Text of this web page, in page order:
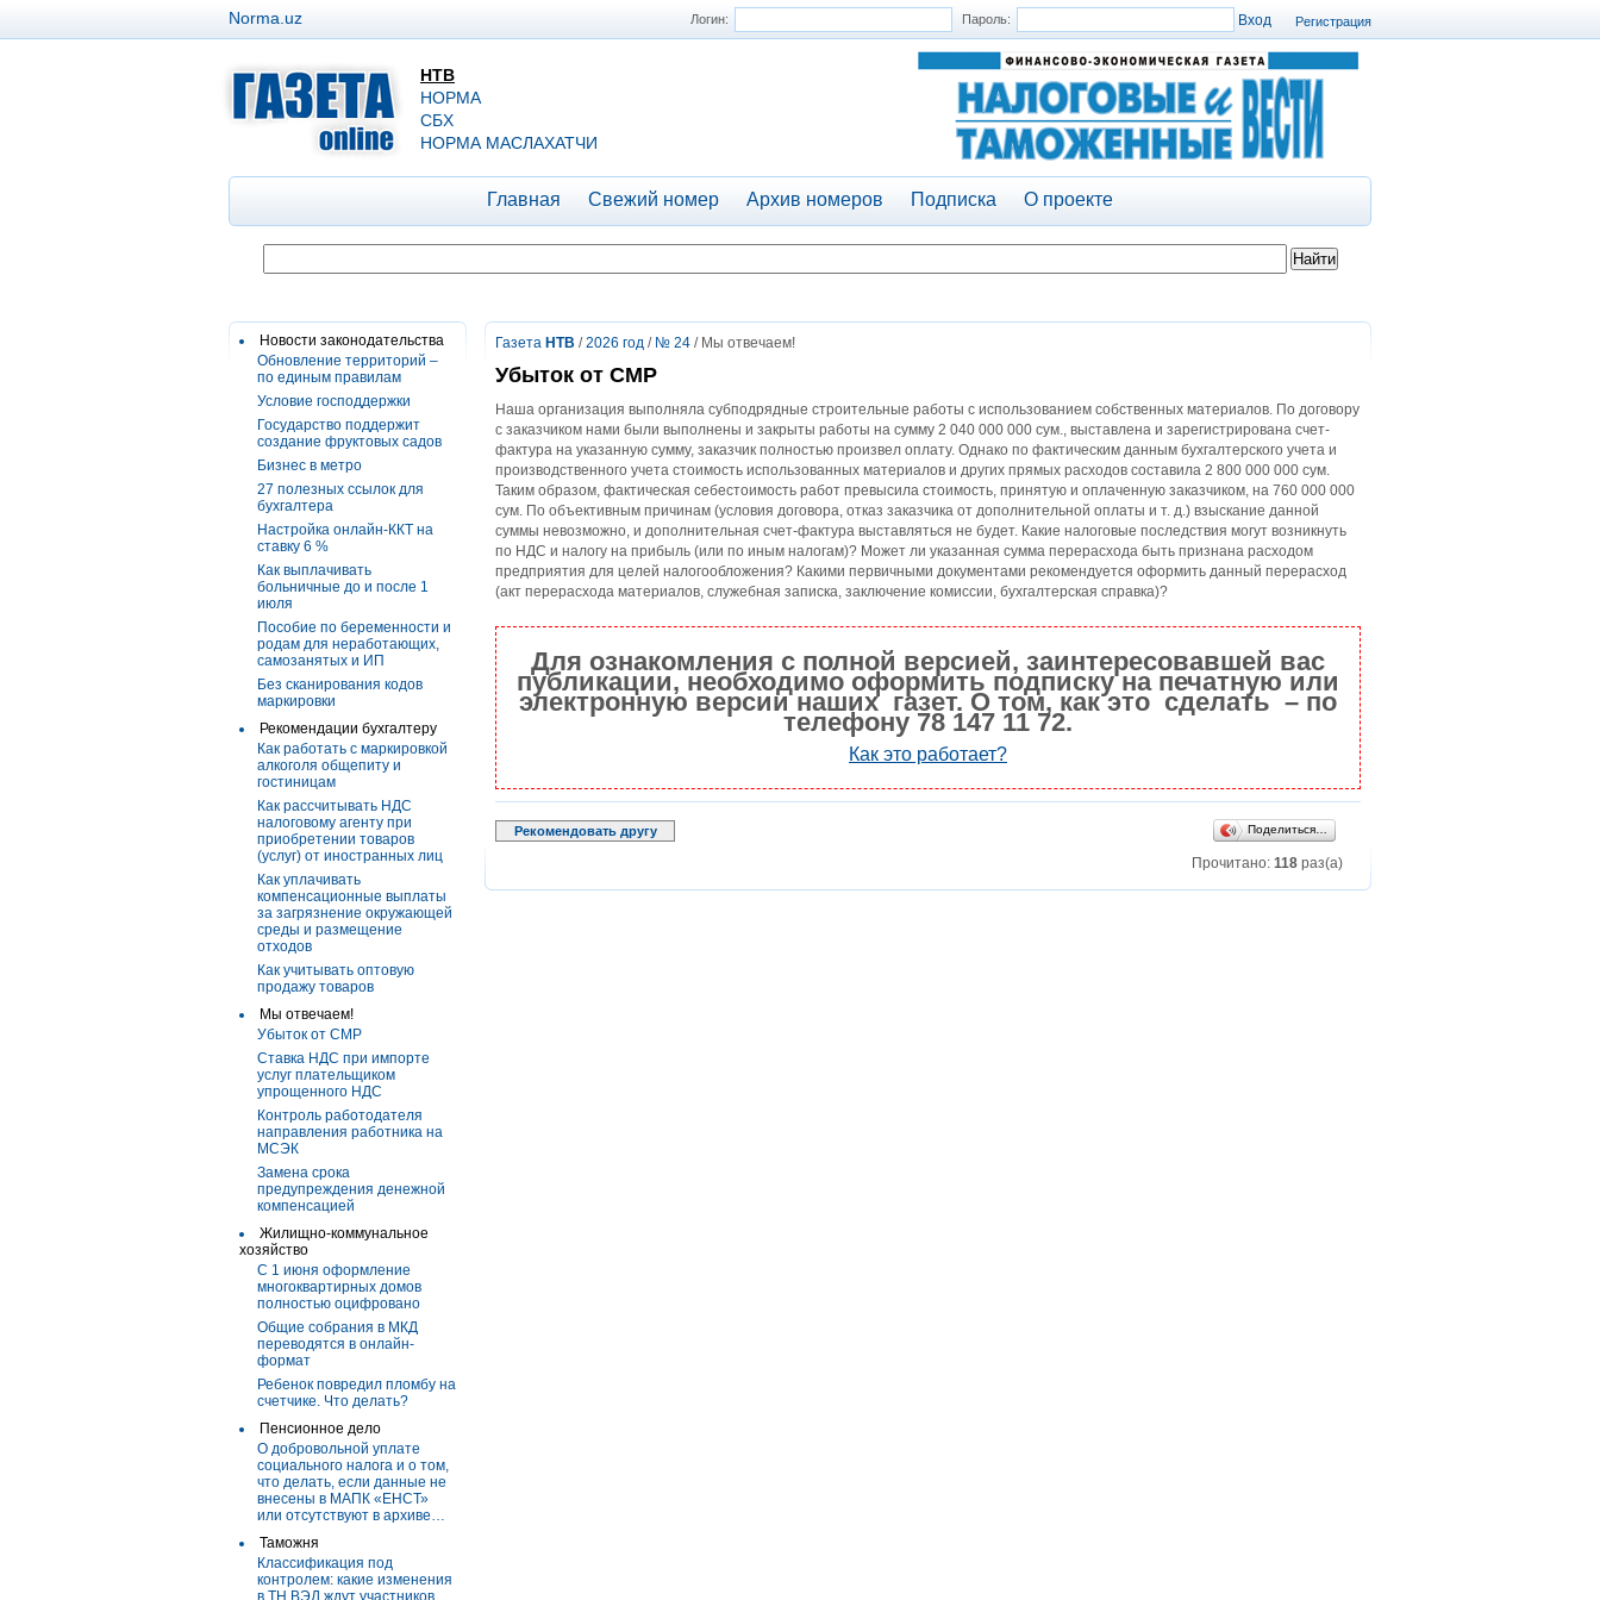
Регистрация
Логин: Пароль:
Norma.uz
НТВ
НОРМА
СБХ
НОРМА МАСЛАХАТЧИ
Главная Свежий номер Архив номеров Подписка О проекте
Новости законодательства
Обновление территорий –
по единым правилам
Условие господдержки
Государство поддержит
создание фруктовых садов
Бизнес в метро
27 полезных ссылок для
бухгалтера
Настройка онлайн-ККТ на
ставку 6 %
Как выплачивать
больничные до и после 1
июля
Пособие по беременности и
родам для неработающих,
самозанятых и ИП
Без сканирования кодов
маркировки
Рекомендации бухгалтеру
Как работать с маркировкой
алкоголя общепиту и
гостиницам
Как рассчитывать НДС
налоговому агенту при
приобретении товаров
(услуг) от иностранных лиц
Как уплачивать
компенсационные выплаты
за загрязнение окружающей
среды и размещение
отходов
Как учитывать оптовую
продажу товаров
Мы отвечаем!
Убыток от СМР
Ставка НДС при импорте
услуг плательщиком
упрощенного НДС
Контроль работодателя
направления работника на
МСЭК
Замена срока
предупреждения денежной
компенсацией
Жилищно-коммунальное
хозяйство
С 1 июня оформление
многоквартирных домов
полностью оцифровано
Общие собрания в МКД
переводятся в онлайн-
формат
Ребенок повредил пломбу на
счетчике. Что делать?
Пенсионное дело
О добровольной уплате
социального налога и о том,
что делать, если данные не
внесены в МАПК «ЕНСТ»
или отсутствуют в архиве…
Таможня
Классификация под
контролем: какие изменения
в ТН ВЭД ждут участников
Газета НТВ /2026 год / № 24 / Мы отвечаем!
Убыток от СМР
Наша организация выполняла субподрядные строительные работы с использованием собственных материалов. По договору
с заказчиком нами были выполнены и закрыты работы на сумму 2 040 000 000 сум., выставлена и зарегистрирована счет-
фактура на указанную сумму, заказчик полностью произвел оплату. Однако по фактическим данным бухгалтерского учета и
производственного учета стоимость использованных материалов и других прямых расходов составила 2 800 000 000 сум.
Таким образом, фактическая себестоимость работ превысила стоимость, принятую и оплаченную заказчиком, на 760 000 000
сум. По объективным причинам (условия договора, отказ заказчика от дополнительной оплаты и т. д.) взыскание данной
суммы невозможно, и дополнительная счет-фактура выставляться не будет. Какие налоговые последствия могут возникнуть
по НДС и налогу на прибыль (или по иным налогам)? Может ли указанная сумма перерасхода быть признана расходом
предприятия для целей налогообложения? Какими первичными документами рекомендуется оформить данный перерасход
(акт перерасхода материалов, служебная записка, заключение комиссии, бухгалтерская справка)?
Для ознакомления с полной версией, заинтересовавшей вас
публикации, необходимо оформить подписку на печатную или
электронную версии наших газет. О том, как это сделать – по
телефону 78 147 11 72.
Как это работает?
Рекомендовать другу Поделиться…
Прочитано: 118 раз(а)